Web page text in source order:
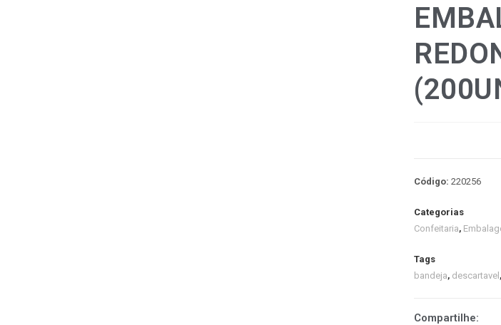
Código: 220256
Categorias
Confeitaria,
Tags
bandeja, descartavel,
Compartilhe: